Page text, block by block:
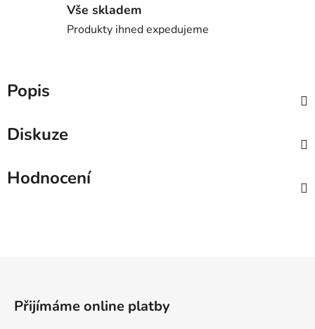
Vše skladem
Produkty ihned expedujeme
Popis
Diskuze
Hodnocení
Přijímáme online platby